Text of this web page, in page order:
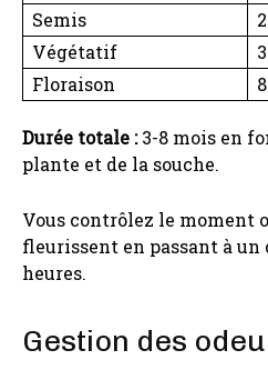
Semis
Végétatif
Floraison
Durée totale :3-8 mois en
plante et de la souche.
Vous contrôlez le moment
fleurissent en passant à un
heures.
Gestion des